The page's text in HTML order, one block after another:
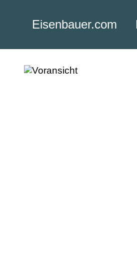
Eisenbauer.com